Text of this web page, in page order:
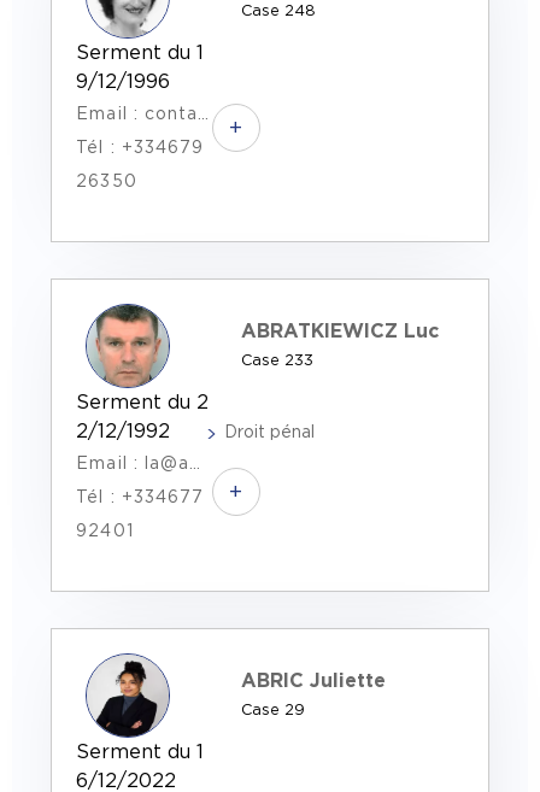
Case 248
Serment du 1
9/12/1996
Email : contact@abenensenat.fr
Tél : +334679
26350
+
ABRATKIEWICZ Luc
Case 233
Serment du 2
2/12/1992
Email : la@abratkiewicz-associes.fr
Tél : +334677
92401
Droit pénal
+
ABRIC Juliette
Case 29
Serment du 1
6/12/2022